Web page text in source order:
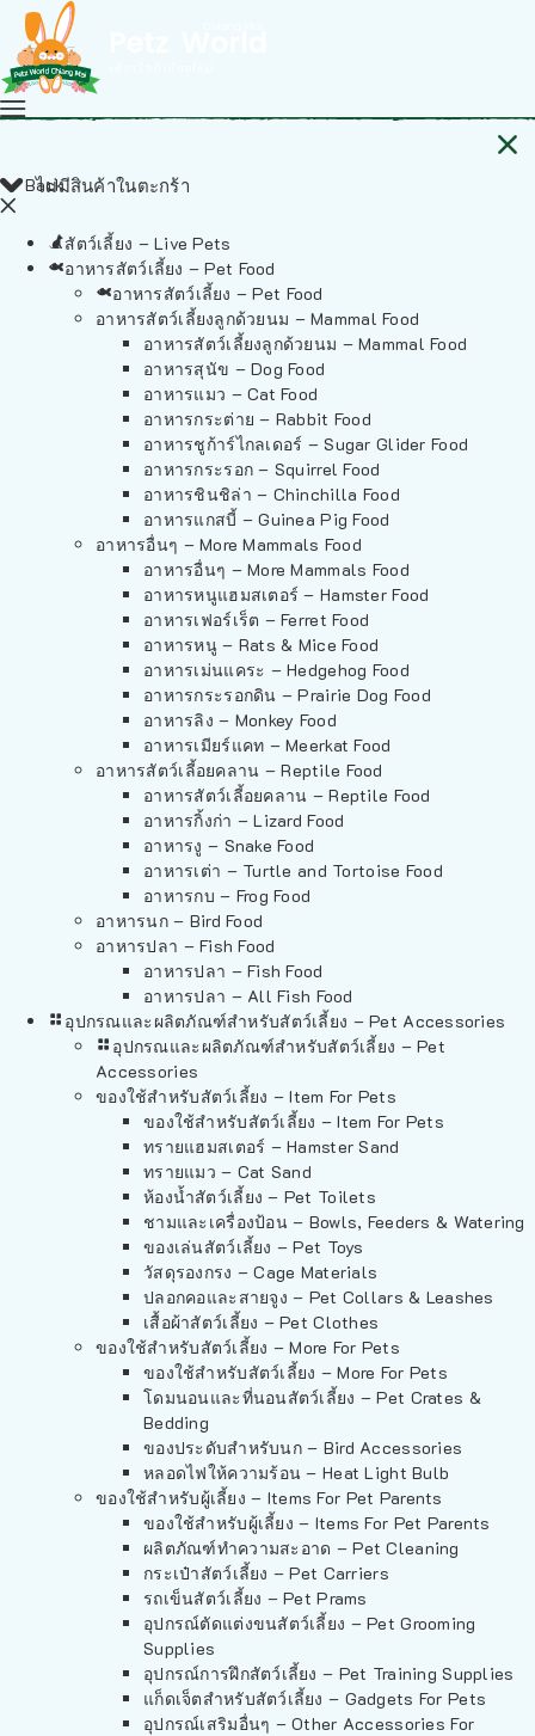
ไม่มีสินค้าในตะกร้า
Back
สัตว์เลี้ยง – Live Pets
อาหารสัตว์เลี้ยง – Pet Food
อาหารสัตว์เลี้ยง – Pet Food
อาหารสัตว์เลี้ยงลูกด้วยนม – Mammal Food
อาหารสัตว์เลี้ยงลูกด้วยนม – Mammal Food
อาหารสุนัข – Dog Food
อาหารแมว – Cat Food
อาหารกระต่าย – Rabbit Food
อาหารชูก้าร์ไกลเดอร์ – Sugar Glider Food
อาหารกระรอก – Squirrel Food
อาหารชินชิล่า – Chinchilla Food
อาหารแกสบี้ – Guinea Pig Food
อาหารอื่นๆ – More Mammals Food
อาหารอื่นๆ – More Mammals Food
อาหารหนูแฮมสเตอร์ – Hamster Food
อาหารเฟอร์เร็ต – Ferret Food
อาหารหนู – Rats & Mice Food
อาหารเม่นแคระ – Hedgehog Food
อาหารกระรอกดิน – Prairie Dog Food
อาหารลิง – Monkey Food
อาหารเมียร์แคท – Meerkat Food
อาหารสัตว์เลี้อยคลาน – Reptile Food
อาหารสัตว์เลี้อยคลาน – Reptile Food
อาหารกิ้งก่า – Lizard Food
อาหารงู – Snake Food
อาหารเต่า – Turtle and Tortoise Food
อาหารกบ – Frog Food
อาหารนก – Bird Food
อาหารปลา – Fish Food
อาหารปลา – Fish Food
อาหารปลา – All Fish Food
อุปกรณและผลิตภัณฑ์สำหรับสัตว์เลี้ยง – Pet Accessories
อุปกรณและผลิตภัณฑ์สำหรับสัตว์เลี้ยง – Pet
Accessories
ของใช้สำหรับสัตว์เลี้ยง – Item For Pets
ของใช้สำหรับสัตว์เลี้ยง – Item For Pets
ทรายแฮมสเตอร์ – Hamster Sand
ทรายแมว – Cat Sand
ห้องน้ำสัตว์เลี้ยง – Pet Toilets
ชามและเครื่องป้อน – Bowls, Feeders & Watering
ของเล่นสัตว์เลี้ยง – Pet Toys
วัสดุรองกรง – Cage Materials
ปลอกคอและสายจูง – Pet Collars & Leashes
เสื้อผ้าสัตว์เลี้ยง – Pet Clothes
ของใช้สำหรับสัตว์เลี้ยง – More For Pets
ของใช้สำหรับสัตว์เลี้ยง – More For Pets
โดมนอนและที่นอนสัตว์เลี้ยง – Pet Crates &
Bedding
ของประดับสำหรับนก – Bird Accessories
หลอดไฟให้ความร้อน – Heat Light Bulb
ของใช้สำหรับผู้เลี้ยง – Items For Pet Parents
ของใช้สำหรับผู้เลี้ยง – Items For Pet Parents
ผลิตภัณฑ์ทำความสะอาด – Pet Cleaning
กระเป๋าสัตว์เลี้ยง – Pet Carriers
รถเข็นสัตว์เลี้ยง – Pet Prams
อุปกรณ์ตัดแต่งขนสัตว์เลี้ยง – Pet Grooming
Supplies
อุปกรณ์การฝึกสัตว์เลี้ยง – Pet Training Supplies
แก็ดเจ็ตสำหรับสัตว์เลี้ยง – Gadgets For Pets
อุปกรณ์เสริมอื่นๆ – Other Accessories For